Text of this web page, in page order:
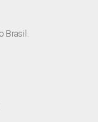
Brasil.